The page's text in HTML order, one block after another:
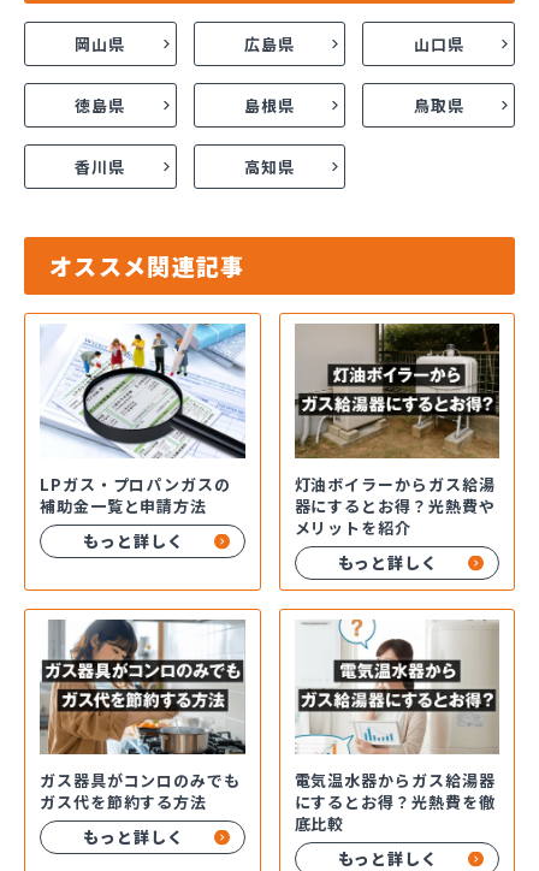
岡山県 広島県 山口県
徳島県 島根県 鳥取県
香川県 高知県
オススメ関連記事
LPガス・プロパンガスの
補助金一覧と申請方法
もっと詳しく
灯油ボイラーからガス給湯
器にするとお得？光熱費や
メリットを紹介
もっと詳しく
ガス器具がコンロのみでも
ガス代を節約する方法
もっと詳しく
電気温水器からガス給湯器
にするとお得？光熱費を徹
底比較
もっと詳しく